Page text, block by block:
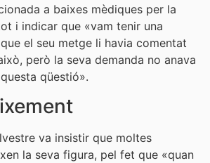
a baixes mèdiques per la
i indicar que «vam tenir una
el seu metge li havia comentat
però la seva demanda no anava
qüestió».
va insistir que moltes
la seva figura, pel fet que «quan